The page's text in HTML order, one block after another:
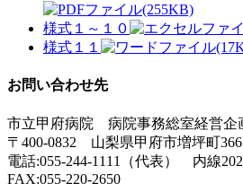
(255KB)
様式１～１０
様式１１
お問い合わせ先
市立甲府病院 病院事務総室経営企
〒400-0832 山梨県甲府市増坪町366
電話:055-244-1111（代表） 内線
FAX:055-220-2650